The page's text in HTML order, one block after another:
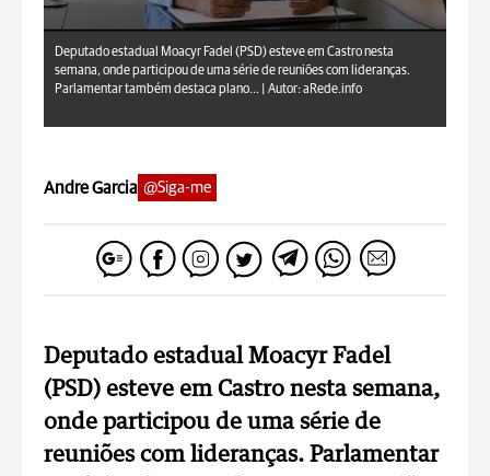
Deputado estadual Moacyr Fadel (PSD) esteve em Castro nesta
semana, onde participou de uma série de reuniões com lideranças.
Parlamentar também destaca plano... |
Autor: aRede.info
Andre Garcia @Siga-me
Deputado estadual Moacyr Fadel
(PSD) esteve em Castro nesta semana,
onde participou de uma série de
reuniões com lideranças. Parlamentar